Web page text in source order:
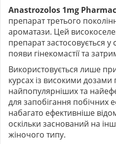
Anastrozolos 1mg
препарат третього
ароматази. Цей
препарат застосовується у
появи гінекомастії та
Використовується лише
курсах із високими дозами
найпопулярніших та
для запобігання побічних
набагато ефективніше
оскільки заснований на
жіночого типу.